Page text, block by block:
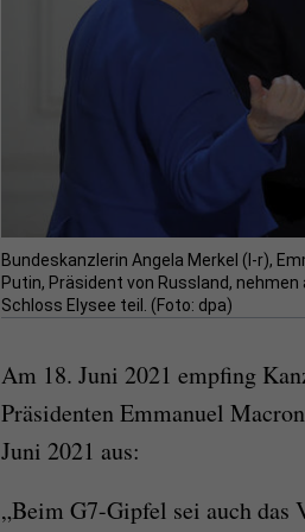
Bundeskanzlerin Angela Merkel (l-r),
Putin, Präsident von Russland,
Schloss Elysee teil. (Foto: dpa)
Am 18. Juni 2021 empfing
Präsidenten Emmanuel
Juni 2021 aus:
„Beim G7-Gipfel sei auch das